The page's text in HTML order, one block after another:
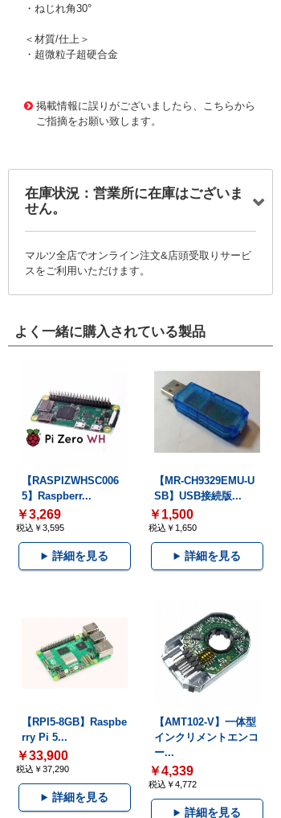
・ねじれ角30°
＜材質/仕上＞
・超微粒子超硬合金
掲載情報に誤りがございましたら、こちらから
ご指摘をお願い致します。
在庫状況：営業所に在庫はございま
せん。
マルツ全店でオンライン注文&店頭受取りサービ
スをご利用いただけます。
よく一緒に購入されている製品
【RASPIZWHSC006
5】Raspberr...
￥3,269
税込￥3,595
詳細を見る
【MR-CH9329EMU-U
SB】USB接続版...
￥1,500
税込￥1,650
詳細を見る
【RPI5-8GB】Raspbe
rry Pi 5...
￥33,900
税込￥37,290
詳細を見る
【AMT102-V】一体型
インクリメントエンコ
ー...
￥4,339
税込￥4,772
詳細を見る